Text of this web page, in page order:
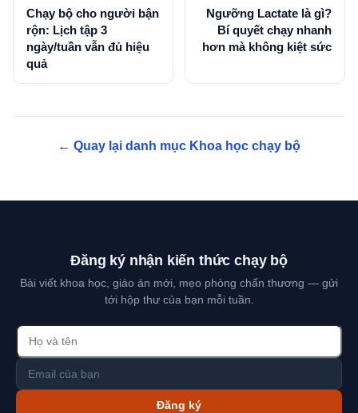
Chạy bộ cho người bận
rộn: Lịch tập 3
ngày/tuần vẫn đủ hiệu
quả
Ngưỡng Lactate là gì?
Bí quyết chạy nhanh
hơn mà không kiệt sức
← Quay lại danh mục Khoa học chạy bộ
Đăng ký nhận kiến thức chạy bộ
Bài viết khoa học, giáo án mới, mẹo phòng chấn thương — gửi
tới hộp thư của bạn mỗi tuần.
Đăng ký